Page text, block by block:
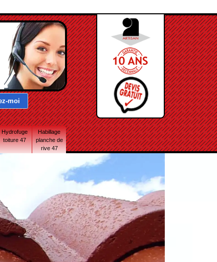
Hydrofuge
toiture 47
Habillage
planche de
rive 47